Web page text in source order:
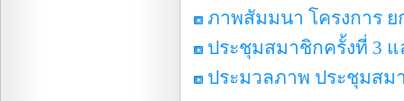
ภาพสัมมนา โครงการ ย
ประชุมสมาชิกครั้งที่ 3
ประมวลภาพ ประชุมสม